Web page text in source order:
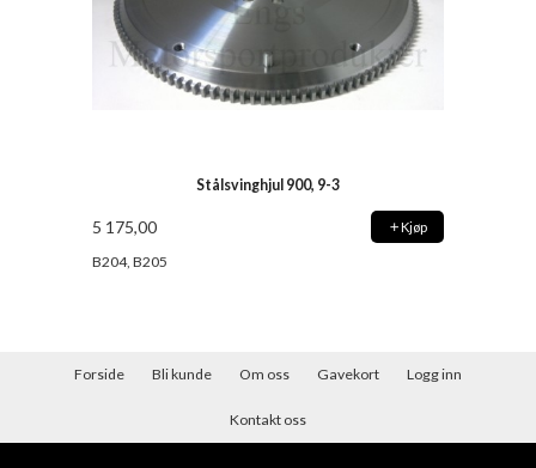
Stålsvinghjul 900, 9-3
5 175,00 Kjøp
B204, B205
Forside Bli kunde Om oss Gavekort Logg inn
Kontakt oss